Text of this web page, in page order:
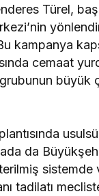
Türel,
kampanya
cemaat
büyük
da
tadilatı